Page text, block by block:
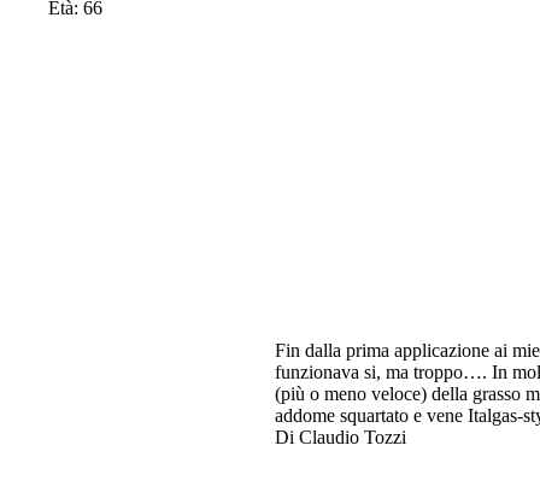
Età: 66
Fin dalla prima applicazione ai
funzionava si, ma troppo…. In
(più o meno veloce) della grasso
addome squartato e vene Italgas-
Di Claudio Tozzi